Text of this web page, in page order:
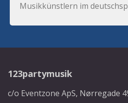
Musikkünstlern im
123partymusik
c/o Eventzone ApS, Nørregade